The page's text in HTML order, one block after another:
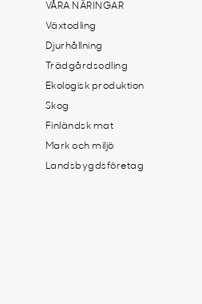
VÅRA NÄRINGAR
Växtodling
Djurhållning
Trädgårdsodling
Ekologisk produktion
Skog
Finländsk mat
Mark och miljö
Landsbygdsföretag